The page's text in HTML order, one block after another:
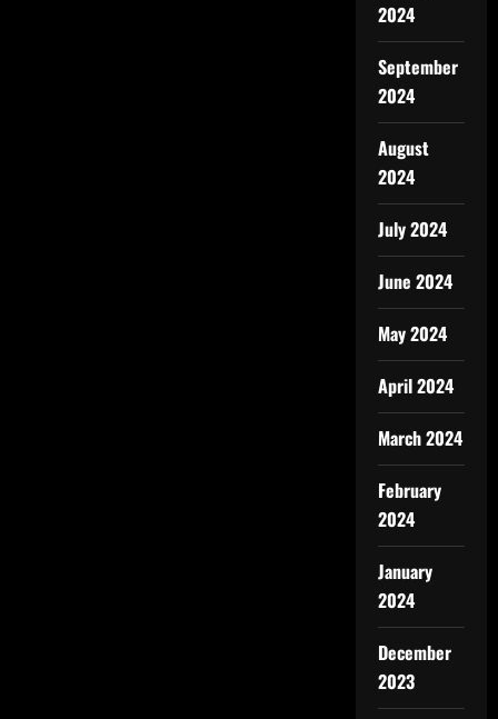
2024
September
2024
August
2024
July 2024
June 2024
May 2024
April 2024
March 2024
February
2024
January
2024
December
2023